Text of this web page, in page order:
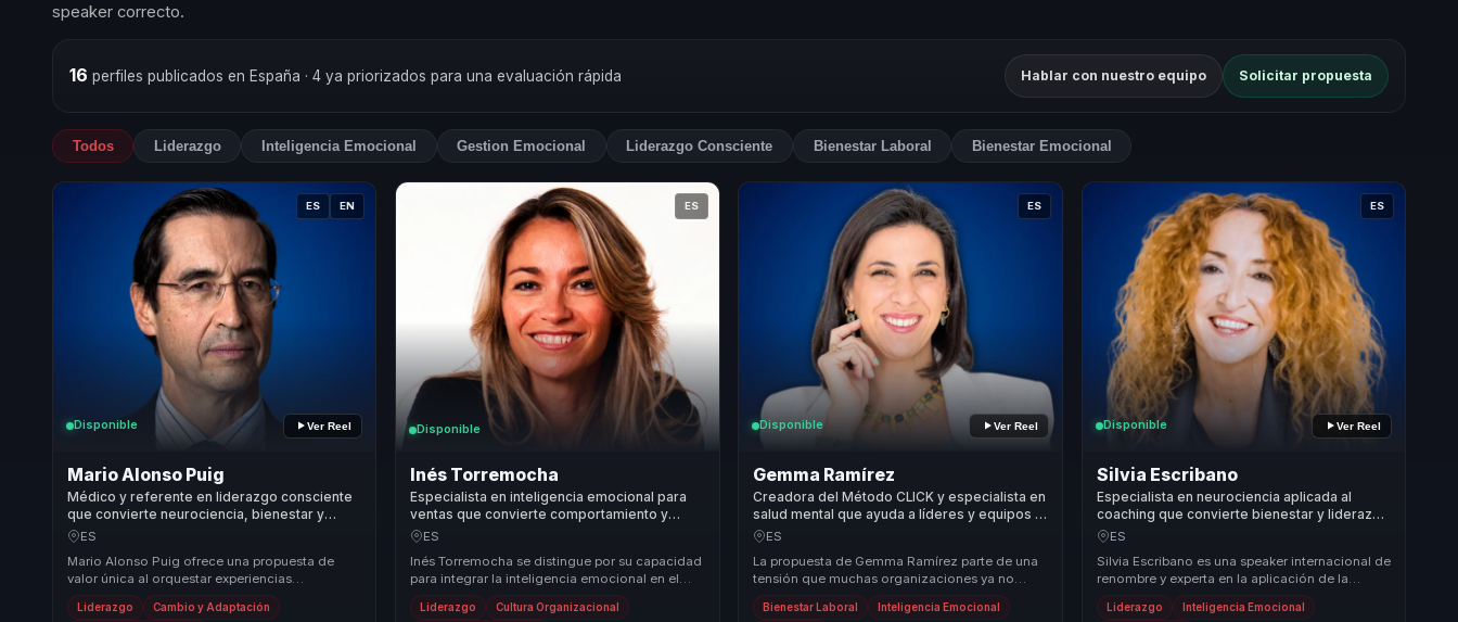
speaker correcto.
16 perfiles publicados en España · 4 ya priorizados para una evaluación rápida Hablar con nuestro equipo Solicitar propuesta
Todos Liderazgo Inteligencia Emocional Gestion Emocional Liderazgo Consciente Bienestar Laboral Bienestar Emocional
ES EN
Disponible Ver Reel
Mario Alonso Puig
Médico y referente en liderazgo consciente
que convierte neurociencia, bienestar y
propósito en cambio sostenible para líderes
ES
Mario Alonso Puig ofrece una propuesta de
valor única al orquestar experiencias
transformadoras para líderes, directivos y
responsables d...
Liderazgo Cambio y Adaptación
ES
Disponible
Inés Torremocha
Especialista en inteligencia emocional para
ventas que convierte comportamiento y
emoción en confianza, cierre y liderazgo
ES
Inés Torremocha se distingue por su capacidad
para integrar la inteligencia emocional en el
ámbito de las ventas, ofreciendo a las empres...
Liderazgo Cultura Organizacional
ES
Disponible Ver Reel
Gemma Ramírez
Creadora del Método CLICK y especialista en
salud mental que ayuda a líderes y equipos a
convertir bienestar laboral en productividad,
ES
La propuesta de Gemma Ramírez parte de una
tensión que muchas organizaciones ya no
pueden ignorar: pedir resultados altos en
contextos do...
Bienestar Laboral Inteligencia Emocional
ES
Disponible Ver Reel
Silvia Escribano
Especialista en neurociencia aplicada al
coaching que convierte bienestar y liderazgo
consciente en foco, confianza y culturas más
ES
Silvia Escribano es una speaker internacional de
renombre y experta en la aplicación de la
neurociencia al coaching, liderando la transfo...
Liderazgo Inteligencia Emocional